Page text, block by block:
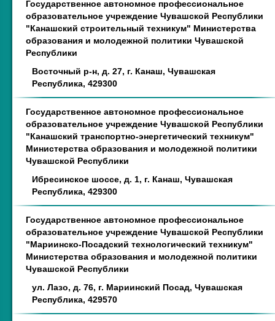
Государственное автономное профессиональное
образовательное учреждение Чувашской Республики
"Канашский строительный техникум" Министерства
образования и молодежной политики Чувашской
Республики
Восточный р-н, д. 27, г. Канаш, Чувашская
Республика, 429300
Государственное автономное профессиональное
образовательное учреждение Чувашской Республики
"Канашский транспортно-энергетический техникум"
Министерства образования и молодежной политики
Чувашской Республики
Ибресинское шоссе, д. 1, г. Канаш, Чувашская
Республика, 429300
Государственное автономное профессиональное
образовательное учреждение Чувашской Республики
"Мариинско-Посадский технологический техникум"
Министерства образования и молодежной политики
Чувашской Республики
ул. Лазо, д. 76, г. Мариинский Посад, Чувашская
Республика, 429570